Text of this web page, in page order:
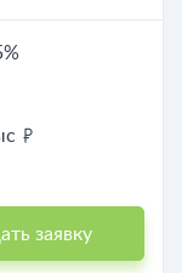
заявку